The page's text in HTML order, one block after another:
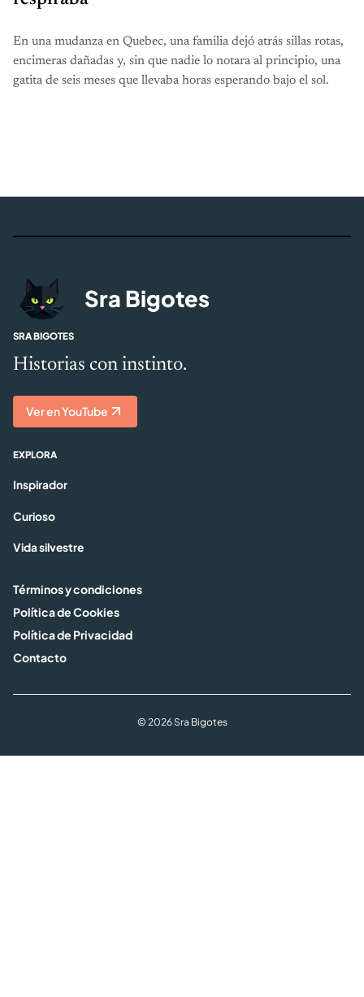
En una mudanza en Quebec, una familia dejó atrás sillas rotas,
encimeras dañadas y, sin que nadie lo notara al principio, una
gatita de seis meses que llevaba horas esperando bajo el sol.
Sra Bigotes
SRA BIGOTES
Historias con instinto.
Ver en YouTube
EXPLORA
Inspirador
Curioso
Vida silvestre
Términos y condiciones
Política de Cookies
Política de Privacidad
Contacto
© 2026 Sra Bigotes